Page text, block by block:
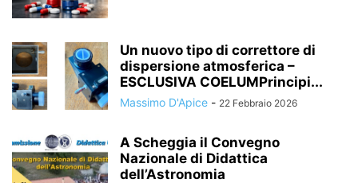
Un nuovo tipo di correttore di
dispersione atmosferica –
ESCLUSIVA COELUMPrincipi...
Massimo D'Apice - 22 Febbraio 2026
A Scheggia il Convegno
Nazionale di Didattica
dell’Astronomia